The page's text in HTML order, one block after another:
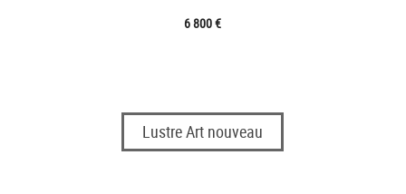
6 800 €
Lustre Art nouveau